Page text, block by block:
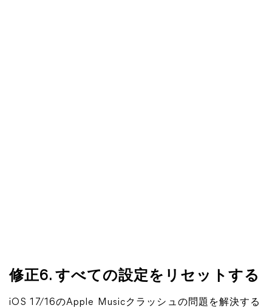
修正6. すべての設定をリセットする
iOS 17/16のApple Musicクラッシュの問題を解決する